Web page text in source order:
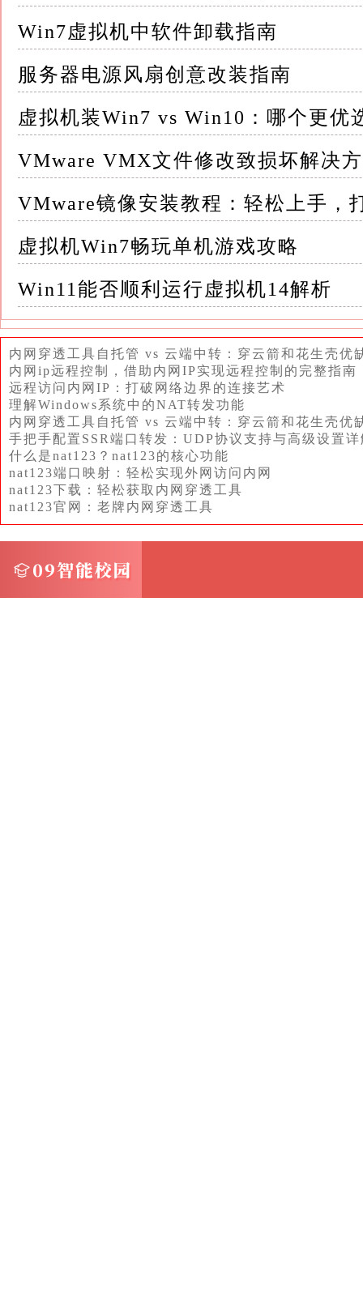
- 启用共享功能：确保在VMware
拖放”选项，这两个选项通常与剪贴板共享相关联
2. VirtualBox - 安装Guest Additions：类似
Additions以增强虚拟机功能
在虚拟机运行时，通过设备菜单选择“安装增
- 配置共享剪贴板：在VirtualBox管理器的虚
保“共享剪贴板”选项被启用
3. Hyper-V - 安装Integration Services：
的交互能力
在Win2003虚拟机内挂载ISO镜像并运行安装
- 启用增强会话模式：虽然Hyper-V没有直接
（Enhanced Session Mode）可以在使用远程桌
这要求宿主机和虚拟机都支持并配置了相应的
三、Win2003虚拟机共享剪贴板的应用场景
境中编写代码，同时又要测试或维护基于
共享剪贴板使他们能够轻松地在代码编辑器、
信息或测试数据，极大地加速了开发和调试过程
Win7虚拟机中软件卸载指南
服务器电源风扇创意改装指南
虚拟机装Win7 vs Win10：哪个更优
VMware VMX文件修改致损坏解决
VMware镜像安装教程：轻松上手，
虚拟机Win7畅玩单机游戏攻略
Win11能否顺利运行虚拟机14解析
内网穿透工具自托管 vs 云端中转：穿云箭和花生壳优
内网ip远程控制，借助内网IP实现远程控制的完整指南
远程访问内网IP：打破网络边界的连接艺术
理解Windows系统中的NAT转发功能
内网穿透工具自托管 vs 云端中转：穿云箭和花生壳优
手把手配置SSR端口转发：UDP协议支持与高级设置详
什么是nat123？nat123的核心功能
nat123端口映射：轻松实现外网访问内网
nat123下载：轻松获取内网穿透工具
nat123官网：老牌内网穿透工具